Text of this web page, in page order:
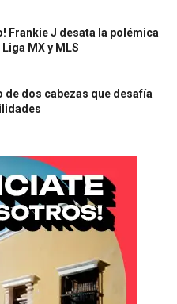
Frankie J desata la polémica
MX y MLS
de dos cabezas que desafía